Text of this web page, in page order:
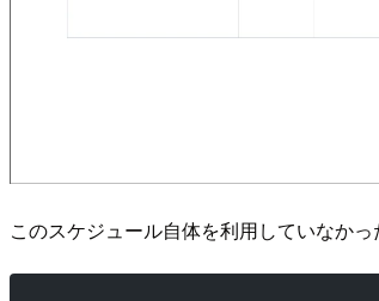
このスケジュール自体を利用していなか